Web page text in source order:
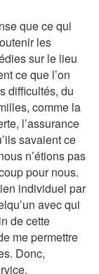
que ce qui
les
sur le lieu
ce que l’on
difficultés, du
comme la
l’assurance
savaient ce
n’étions pas
pour nous.
individuel par
avec qui
de cette
me permettre
Donc,